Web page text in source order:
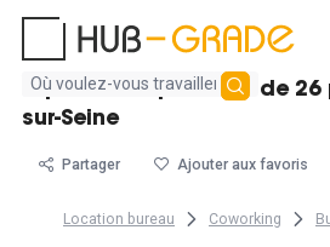
Aucun
résultat
Espace indépendant de 26
sur-Seine
Partager Ajouter aux favoris
Location bureau Coworking